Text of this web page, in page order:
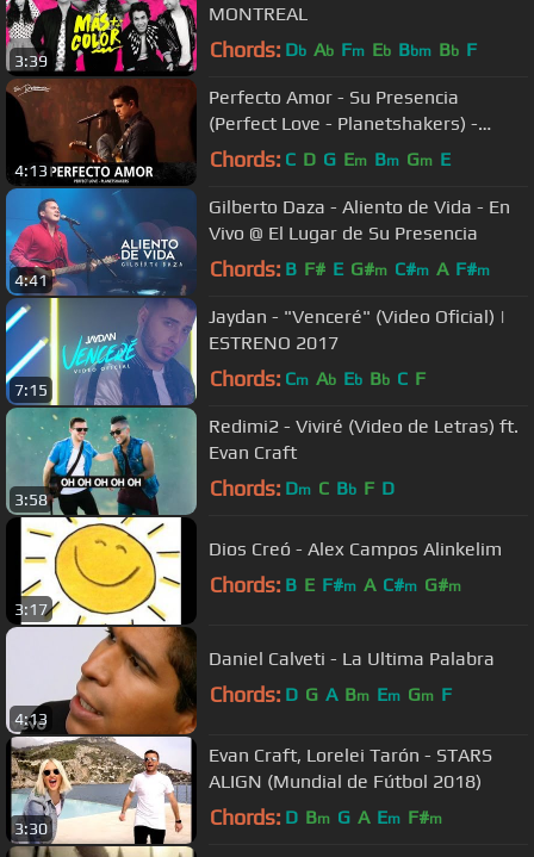
3:39
MONTREAL
Chords: Db Ab Fm Eb Bbm Bb F
4:13
Perfecto Amor - Su Presencia
(Perfect Love - Planetshakers) -
Español
Chords: C D G Em Bm Gm E
4:41
Gilberto Daza - Aliento de Vida - En
Vivo @ El Lugar de Su Presencia
Chords: B F# E G#m C#m A F#m
7:15
Jaydan - "Venceré" (Video Oficial) |
ESTRENO 2017
Chords: Cm Ab Eb Bb C F
3:58
Redimi2 - Viviré (Video de Letras) ft.
Evan Craft
Chords: Dm C Bb F D
3:17
Dios Creó - Alex Campos Alinkelim
Chords: B E F#m A C#m G#m
4:13
Daniel Calveti - La Ultima Palabra
Chords: D G A Bm Em Gm F
3:30
Evan Craft, Lorelei Tarón - STARS
ALIGN (Mundial de Fútbol 2018)
Chords: D Bm G A Em F#m